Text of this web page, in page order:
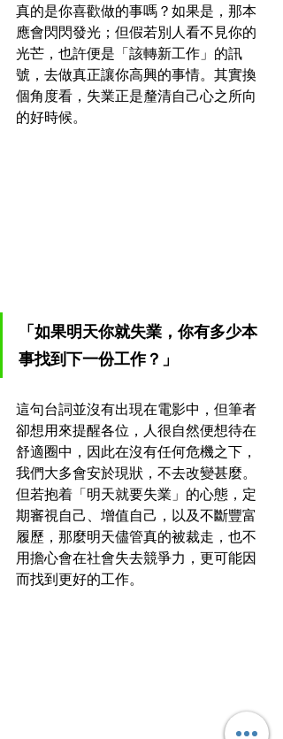
真的是你喜歡做的事嗎？如果是，那本
應會閃閃發光；但假若別人看不見你的
光芒，也許便是「該轉新工作」的訊
號，去做真正讓你高興的事情。其實換
個角度看，失業正是釐清自己心之所向
的好時候。
「如果明天你就失業，你有多少本
事找到下一份工作？」
這句台詞並沒有出現在電影中，但筆者
卻想用來提醒各位，人很自然便想待在
舒適圈中，因此在沒有任何危機之下，
我們大多會安於現狀，不去改變甚麼。
但若抱着「明天就要失業」的心態，定
期審視自己、增值自己，以及不斷豐富
履歷，那麼明天儘管真的被裁走，也不
用擔心會在社會失去競爭力，更可能因
而找到更好的工作。